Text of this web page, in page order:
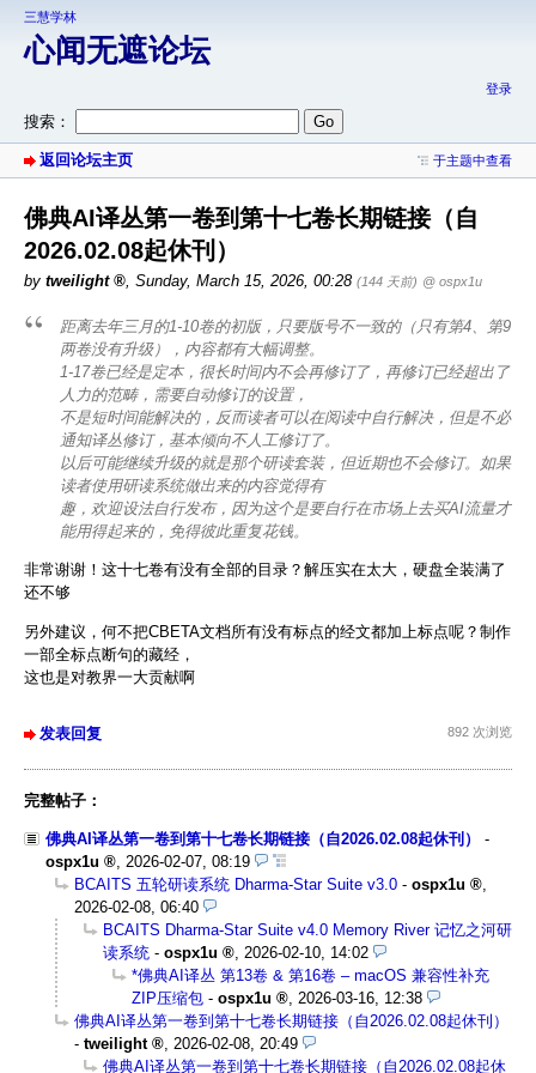
三慧学林
心闻无遮论坛
登录
搜索：
返回论坛主页 于主题中查看
佛典AI译丛第一卷到第十七卷长期链接（自
2026.02.08起休刊）
by tweilight , Sunday, March 15, 2026, 00:28 (144 天前) @ ospx1u
距离去年三月的1-10卷的初版，只要版号不一致的（只有第4、第9
两卷没有升级），内容都有大幅调整。
1-17卷已经是定本，很长时间内不会再修订了，再修订已经超出了
人力的范畴，需要自动修订的设置，
不是短时间能解决的，反而读者可以在阅读中自行解决，但是不必
通知译丛修订，基本倾向不人工修订了。
以后可能继续升级的就是那个研读套装，但近期也不会修订。如果
读者使用研读系统做出来的内容觉得有
趣，欢迎设法自行发布，因为这个是要自行在市场上去买AI流量才
能用得起来的，免得彼此重复花钱。
非常谢谢！这十七卷有没有全部的目录？解压实在太大，硬盘全装满了
还不够
另外建议，何不把CBETA文档所有没有标点的经文都加上标点呢？制作
一部全标点断句的藏经，
这也是对教界一大贡献啊
发表回复 892 次浏览
完整帖子：
佛典AI译丛第一卷到第十七卷长期链接（自2026.02.08起休刊）
-
ospx1u
2026-02-07, 08:19
BCAITS 五轮研读系统 Dharma-Star Suite v3.0 - ospx1u
2026-02-08, 06:40
BCAITS Dharma-Star Suite v4.0 Memory River 记忆之河研
读系统 - ospx1u
2026-02-10, 14:02
*佛典AI译丛 第13卷 & 第16卷 – macOS 兼容性补充
ZIP压缩包 - ospx1u
2026-03-16, 12:38
佛典AI译丛第一卷到第十七卷长期链接（自2026.02.08起休刊）
- tweilight
2026-02-08, 20:49
佛典AI译丛第一卷到第十七卷长期链接（自2026.02.08起休